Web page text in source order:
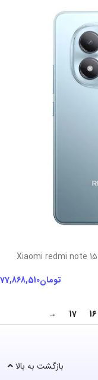
Xiaomi redmi note
تومان77,868,510
16
17
→
بازگشت به بالا